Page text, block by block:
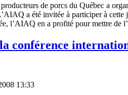
de porcs du Québec a
a été invitée à participer à
l’AIAQ en a profité pour mettre
conférence
13:33